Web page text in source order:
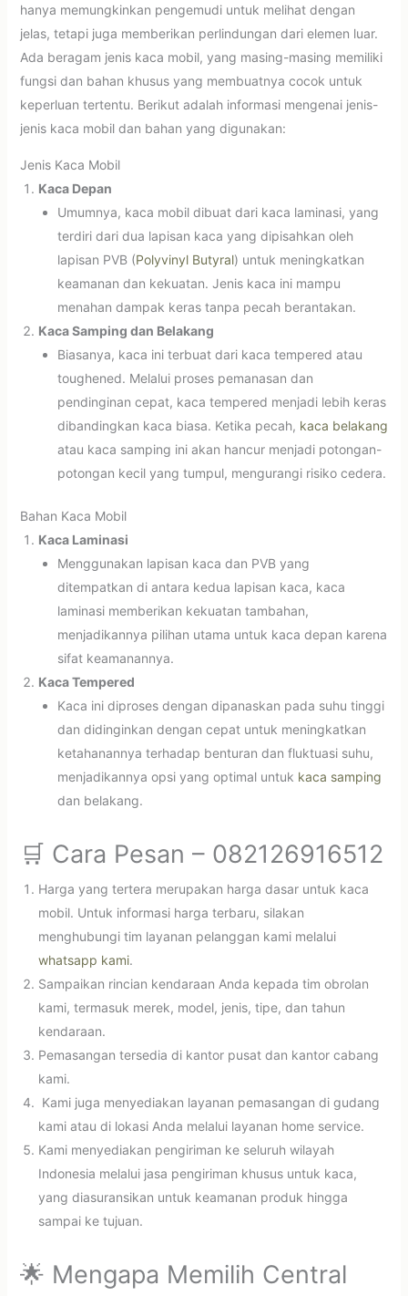
hanya memungkinkan pengemudi untuk melihat dengan
jelas, tetapi juga memberikan perlindungan dari elemen luar.
Ada beragam jenis kaca mobil, yang masing-masing memiliki
fungsi dan bahan khusus yang membuatnya cocok untuk
keperluan tertentu. Berikut adalah informasi mengenai jenis-
jenis kaca mobil dan bahan yang digunakan:
Jenis Kaca Mobil
Kaca Depan
Umumnya, kaca mobil dibuat dari kaca laminasi, yang
terdiri dari dua lapisan kaca yang dipisahkan oleh
lapisan PVB (Polyvinyl Butyral) untuk meningkatkan
keamanan dan kekuatan. Jenis kaca ini mampu
menahan dampak keras tanpa pecah berantakan.
Kaca Samping dan Belakang
Biasanya, kaca ini terbuat dari kaca tempered atau
toughened. Melalui proses pemanasan dan
pendinginan cepat, kaca tempered menjadi lebih keras
dibandingkan kaca biasa. Ketika pecah, kaca belakang
atau kaca samping ini akan hancur menjadi potongan-
potongan kecil yang tumpul, mengurangi risiko cedera.
Bahan Kaca Mobil
Kaca Laminasi
Menggunakan lapisan kaca dan PVB yang
ditempatkan di antara kedua lapisan kaca, kaca
laminasi memberikan kekuatan tambahan,
menjadikannya pilihan utama untuk kaca depan karena
sifat keamanannya.
Kaca Tempered
Kaca ini diproses dengan dipanaskan pada suhu tinggi
dan didinginkan dengan cepat untuk meningkatkan
ketahanannya terhadap benturan dan fluktuasi suhu,
menjadikannya opsi yang optimal untuk kaca samping
dan belakang.
🛒 Cara Pesan – 082126916512
Harga yang tertera merupakan harga dasar untuk kaca
mobil. Untuk informasi harga terbaru, silakan
menghubungi tim layanan pelanggan kami melalui
whatsapp kami.
Sampaikan rincian kendaraan Anda kepada tim obrolan
kami, termasuk merek, model, jenis, tipe, dan tahun
kendaraan.
Pemasangan tersedia di kantor pusat dan kantor cabang
kami.
Kami juga menyediakan layanan pemasangan di gudang
kami atau di lokasi Anda melalui layanan home service.
Kami menyediakan pengiriman ke seluruh wilayah
Indonesia melalui jasa pengiriman khusus untuk kaca,
yang diasuransikan untuk keamanan produk hingga
sampai ke tujuan.
🌟 Mengapa Memilih Central